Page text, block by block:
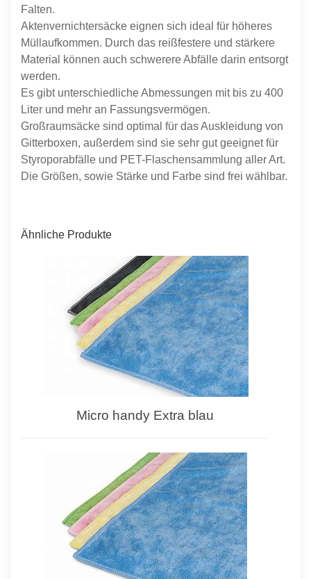
Falten.
Aktenvernichtersäcke eignen sich ideal für höheres
Müllaufkommen. Durch das reißfestere und stärkere
Material können auch schwerere Abfälle darin entsorgt
werden.
Es gibt unterschiedliche Abmessungen mit bis zu 400
Liter und mehr an Fassungsvermögen.
Großraumsäcke sind optimal für das Auskleidung von
Gitterboxen, außerdem sind sie sehr gut geeignet für
Styroporabfälle und PET-Flaschensammlung aller Art.
Die Größen, sowie Stärke und Farbe sind frei wählbar.
Ähnliche Produkte
Micro handy Extra blau